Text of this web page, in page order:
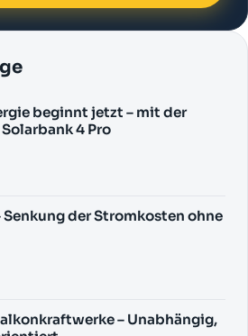
beginnt jetzt – mit der
4 Pro
der Stromkosten ohne
– Unabhängig,